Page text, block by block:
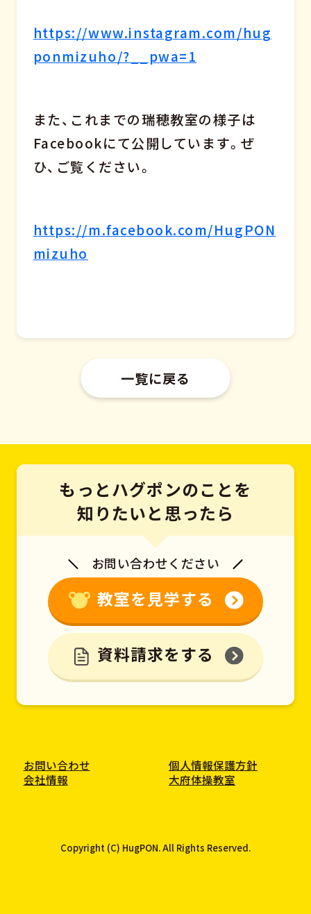
https://www.instagram.com/hug
ponmizuho/?__pwa=1
また、これまでの瑞穂教室の様子は
Facebookにて公開しています。ぜ
ひ、ご覧ください。
https://m.facebook.com/HugPON
mizuho
一覧に戻る
もっとハグポンのことを
知りたいと思ったら
お問い合わせください
教室を見学する
資料請求をする
お問い合わせ
個人情報保護方針
会社情報
大府体操教室
Copyright (C) HugPON. All Rights Reserved.